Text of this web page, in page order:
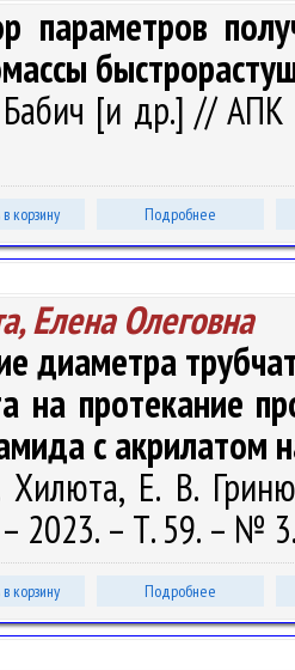
параметров
[и др.] // АПК
корзину Подробнее
Елена Олеговна
диаметра
на протекание
с акрилатом
Е. В.
– 2023. – Т. 59. – №
корзину Подробнее